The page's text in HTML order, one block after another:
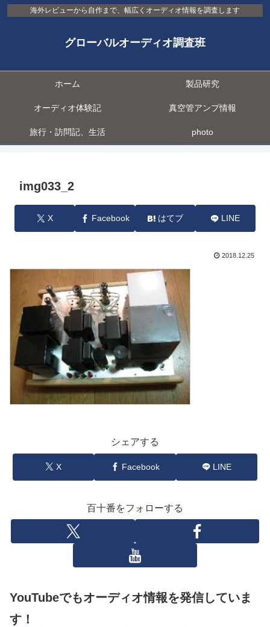
海外レビューから自作まで、幅広くオーディオ情報を調査します
グローバルオーディオ調査班
ホーム 製品研究
オーディオ体験記 真空管アンプ情報
旅行・訪問記、生活 photo
img033_2
X Facebook はてブ LINE
2018.12.25
シェアする
X Facebook LINE
百十番をフォローする
YouTubeでもオーディオ情報を発信していま
す！